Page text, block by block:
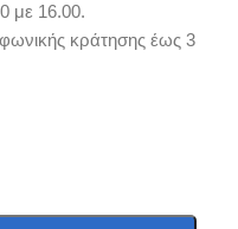
με 16.00.
κράτησης έως 3